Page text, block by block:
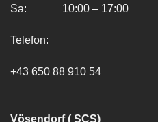
Sa: 10:00 – 17:00
Telefon:
+43 650 88 910 54
Vösendorf ( SCS)